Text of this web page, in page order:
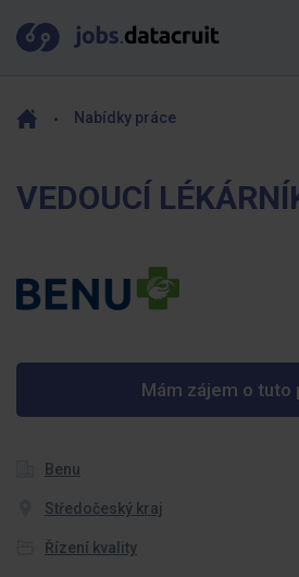
Nabídky práce
VEDOUCÍ
Mám zájem o tuto
Benu
Středočeský kraj
Řízení kvality